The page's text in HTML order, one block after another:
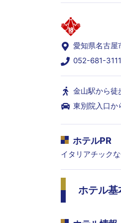
愛知県名古
052-681-3111
金山駅から徒
東別院入口か
ホテルPR
イタリアチック
ホテル基